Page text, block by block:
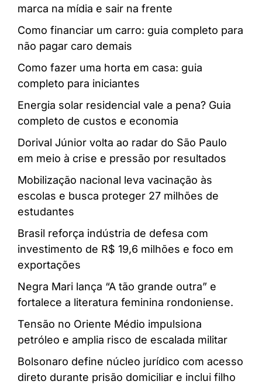
marca na mídia e sair na frente
Como financiar um carro: guia completo para
não pagar caro demais
Como fazer uma horta em casa: guia
completo para iniciantes
Energia solar residencial vale a pena? Guia
completo de custos e economia
Dorival Júnior volta ao radar do São Paulo
em meio à crise e pressão por resultados
Mobilização nacional leva vacinação às
escolas e busca proteger 27 milhões de
estudantes
Brasil reforça indústria de defesa com
investimento de R$ 19,6 milhões e foco em
exportações
Negra Mari lança “A tão grande outra” e
fortalece a literatura feminina rondoniense.
Tensão no Oriente Médio impulsiona
petróleo e amplia risco de escalada militar
Bolsonaro define núcleo jurídico com acesso
direto durante prisão domiciliar e inclui filho